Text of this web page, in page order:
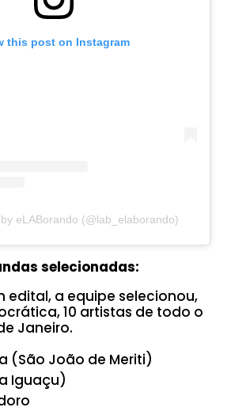
this post on Instagram
eLABorando (@lab_elaborando)
selecionadas:
edital, a equipe selecionou,
10 artistas de todo o
Janeiro.
(São João de Meriti)
Iguaçu)